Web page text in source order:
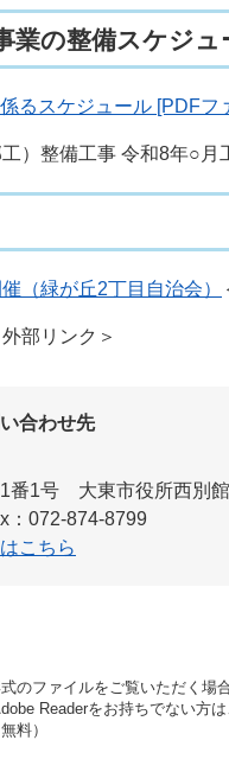
業の整備スケジ
るスケジュール [PDFフ
整備工事 令和8年○月
（緑が丘2丁目自治会）
外部リンク＞
合わせ先
番1号 大東市役所西別
：072-874-8799
こちら
のファイルをご覧いただく場
Readerをお持ちでない方
料）